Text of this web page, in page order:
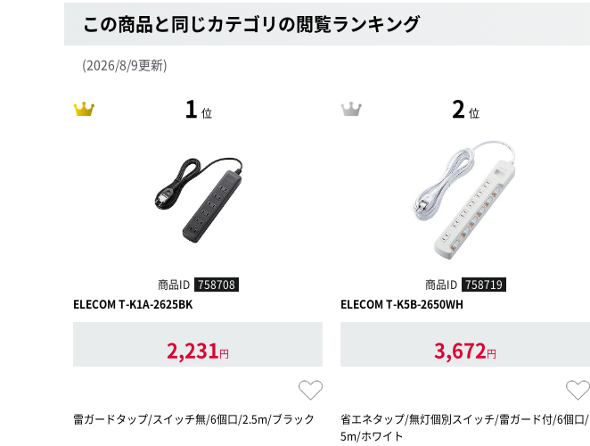
この商品と同じカテゴリの閲覧ランキング
(2026/8/9更新)
1 位
商品ID 758708
ELECOM T-K1A-2625BK
2,231円
雷ガードタップ/スイッチ無/6個口/2.5m/ブラック
2 位
商品ID 758719
ELECOM T-K5B-2650WH
3,672円
省エネタップ/無灯個別スイッチ/雷ガード付/6個口/
5m/ホワイト